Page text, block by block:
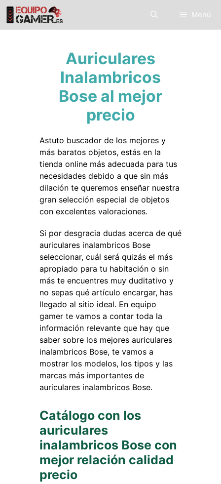
Saltar
contenido
Menú
Auriculares
Inalambricos
Bose al mejor
precio
Astuto buscador de los mejores y
más baratos objetos, estás en la
tienda online más adecuada para tus
necesidades debido a que sin más
dilación te queremos enseñar nuestra
gran selección especial de objetos
con excelentes valoraciones.
Si por desgracia dudas acerca de qué
auriculares inalambricos Bose
seleccionar, cuál será quizás el más
apropiado para tu habitación o sin
más te encuentres muy duditativo y
no sepas qué artículo encargar, has
llegado al sitio ideal. En equipo
gamer te vamos a contar toda la
información relevante que hay que
saber sobre los mejores auriculares
inalambricos Bose, te vamos a
mostrar los modelos, los tipos y las
marcas más importantes de
auriculares inalambricos Bose.
Catálogo con los
auriculares
inalambricos Bose con
mejor relación calidad
precio